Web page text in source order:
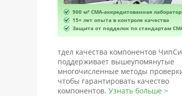
500 м² CMA-аккредитованная
15+ лет опыта в контроле качества
Защита от подделок по стандартам
тдел качества компонентов
поддерживает вышеупомянутые
многочисленные методы
чтобы гарантировать качество
компонентов. Узнать больше >